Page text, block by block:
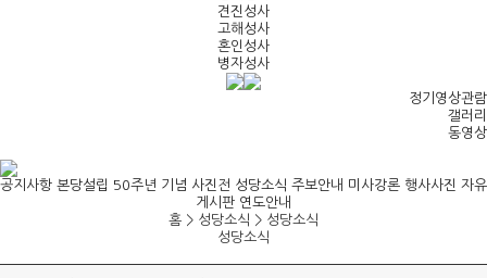
견진성사
고해성사
혼인성사
병자성사
정기영상관람
갤러리
동영상
공지사항 본당설립 50주년 기념 사진전 성당소식 주보안내 미사강론 행사사진 자유
게시판 연도안내
홈 > 성당소식 > 성당소식
성당소식